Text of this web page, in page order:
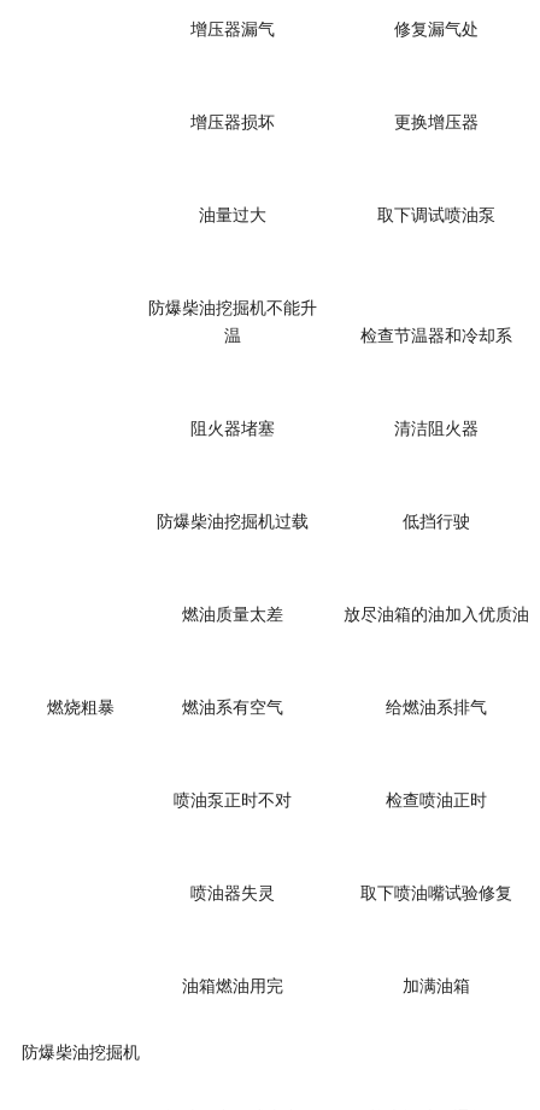
增压器漏气 修复漏气处
增压器损坏 更换增压器
油量过大 取下调试喷油泵
防爆柴油挖掘机不能升
温
检查节温器和冷却系
阻火器堵塞 清洁阻火器
防爆柴油挖掘机过载 低挡行驶
燃油质量太差 放尽油箱的油加入优质油
燃烧粗暴 燃油系有空气 给燃油系排气
喷油泵正时不对 检查喷油正时
喷油器失灵 取下喷油嘴试验修复
油箱燃油用完 加满油箱
防爆柴油挖掘机